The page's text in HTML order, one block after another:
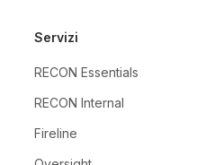
Servizi
RECON Essentials
RECON Internal
Fireline